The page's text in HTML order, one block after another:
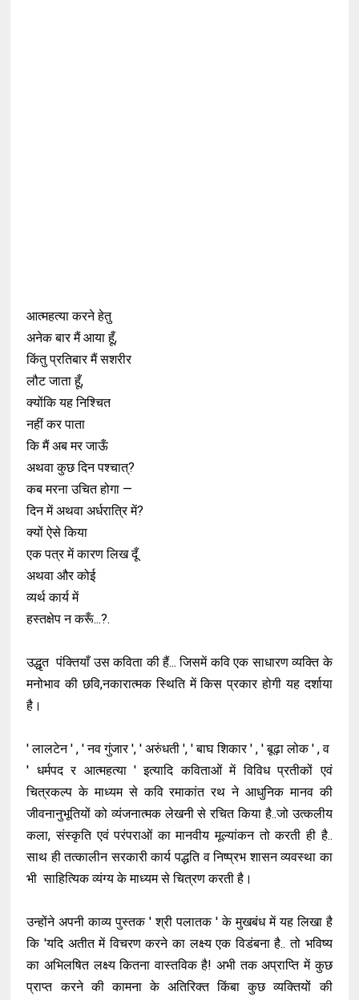
आत्महत्या करने हेतु
अनेक बार मैं आया हूँ,
किंतु प्रतिबार मैं सशरीर
लौट जाता हूँ,
क्योंकि यह निश्चित
नहीं कर पाता
कि मैं अब मर जाऊँ
अथवा कुछ दिन पश्चात्?
कब मरना उचित होगा —
दिन में अथवा अर्धरात्रि में?
क्यों ऐसे किया
एक पत्र में कारण लिख दूँ
अथवा और कोई
व्यर्थ कार्य में
हस्तक्षेप न करूँ...?.
उद्धृत पंक्तियाँ उस कविता की हैं... जिसमें कवि एक साधारण व्यक्ति के
मनोभाव की छवि,नकारात्मक स्थिति में किस प्रकार होगी यह दर्शाया
है।
' लालटेन ' , ' नव गुंजार ', ' अरुंधती ', ' बाघ शिकार ' , ' बूढ़ा लोक ' , व
' धर्मपद र आत्महत्या ' इत्यादि कविताओं में विविध प्रतीकों एवं
चित्रकल्प के माध्यम से कवि रमाकांत रथ ने आधुनिक मानव की
जीवनानुभूतियों को व्यंजनात्मक लेखनी से रचित किया है..जो उत्कलीय
कला, संस्कृति एवं परंपराओं का मानवीय मूल्यांकन तो करती ही है..
साथ ही तत्कालीन सरकारी कार्य पद्धति व निष्प्रभ शासन व्यवस्था का
भी साहित्यिक व्यंग्य के माध्यम से चित्रण करती है।
उन्होंने अपनी काव्य पुस्तक ' श्री पलातक ' के मुखबंध में यह लिखा है
कि 'यदि अतीत में विचरण करने का लक्ष्य एक विडंबना है.. तो भविष्य
का अभिलषित लक्ष्य कितना वास्तविक है! अभी तक अप्राप्ति में कुछ
प्राप्त करने की कामना के अतिरिक्त किंबा कुछ व्यक्तियों की